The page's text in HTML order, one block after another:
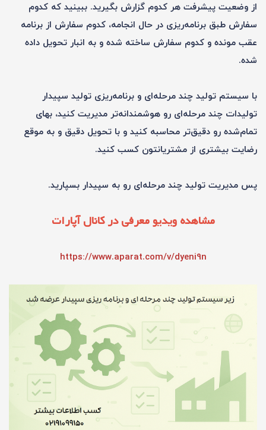
از وضعیت پیشرفت هر کدوم گزارش بگیرید. ببینید که کدوم
سفارش طبق برنامه‌ریزی در حال انجامه، کدوم سفارش از برنامه
عقب مونده و کدوم سفارش ساخته شده و به انبار تحویل داده
شده.
با سیستم تولید چند مرحله‌ای و برنامه‌ریزی تولید سپیدار
تولیدات چند مرحله‌ای رو هوشمندانه‌تر مدیریت کنید، بهای
تمام‌شده رو دقیق‌تر محاسبه کنید و با تحویل دقیق و به موقع
رضایت بیشتری از مشتریانتون کسب کنید.
پس مدیریت تولید چند مرحله‌ای رو به سپیدار بسپارید.
مشاهده ویدیو معرفی در کانال آپارات
https://www.aparat.com/v/dyeni9n